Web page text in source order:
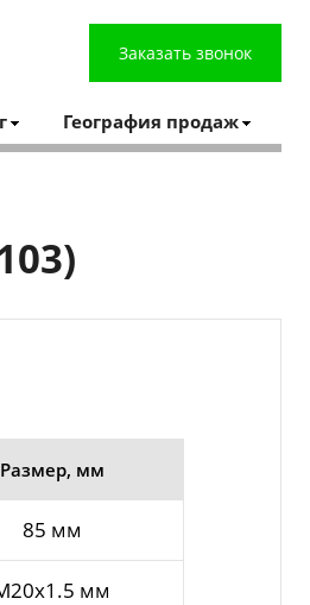
Заказать звонок
География продаж
Размер, мм
85 мм
мм